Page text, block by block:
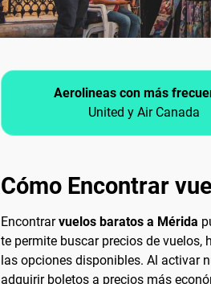
Aerolineas con más
United y Air Canada
Cómo Encontrar
Encontrarvuelos baratos a Mérida
te permite buscar precios de
las opciones disponibles. Al activar
adquirir boletos a precios más